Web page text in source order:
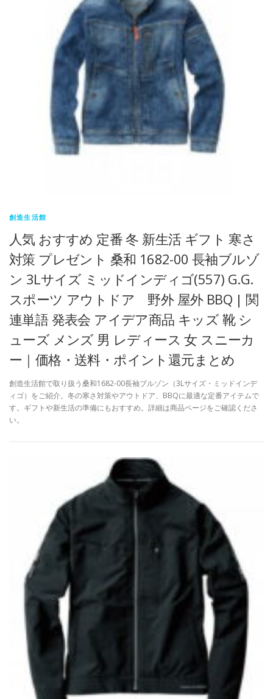
創造生活館
人気 おすすめ 定番 冬 新生活 ギフト 寒さ
対策 プレゼント 桑和 1682-00 長袖ブルゾ
ン 3Lサイズ ミッドインディゴ(557) G.G.
スポーツ アウトドア 野外 屋外 BBQ | 関
連単語 発表会 アイデア商品 キッズ 靴 シ
ューズ メンズ 男 レディース 女 スニーカ
ー｜価格・送料・ポイント還元まとめ
創造生活館で取り扱う桑和1682-00長袖ブルゾン（3Lサイズ・ミッドインデ
ィゴ）をご紹介。冬の寒さ対策やアウトドア、BBQに最適な定番アイテムで
す。ギフトや新生活の準備にもおすすめ。詳細は商品ページをご確認くださ
い。